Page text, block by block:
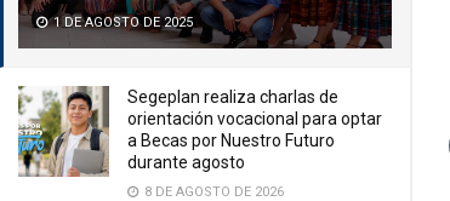
1 DE AGOSTO DE 2025
Segeplan realiza charlas de
orientación vocacional para optar
a Becas por Nuestro Futuro
durante agosto
8 DE AGOSTO DE 2026